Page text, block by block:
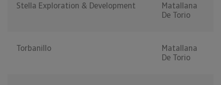
Stella Exploration & Development
Matallana
De Torio
Torbanillo
Matallana
De Torio